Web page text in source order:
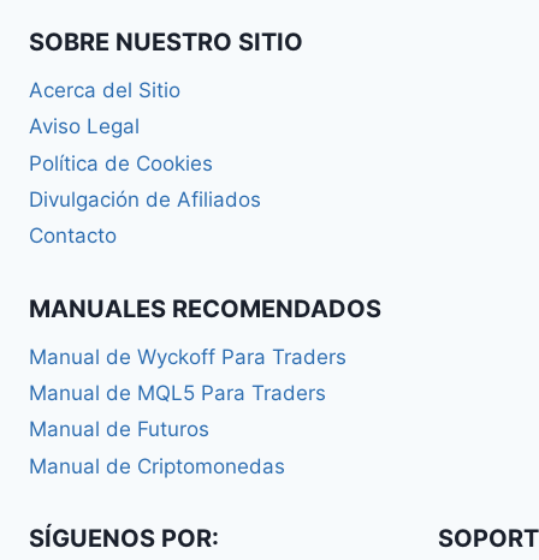
SOBRE NUESTRO SITIO
Acerca del Sitio
Aviso Legal
Política de Cookies
Divulgación de Afiliados
Contacto
MANUALES RECOMENDADOS
Manual de Wyckoff Para Traders
Manual de MQL5 Para Traders
Manual de Futuros
Manual de Criptomonedas
SÍGUENOS POR: